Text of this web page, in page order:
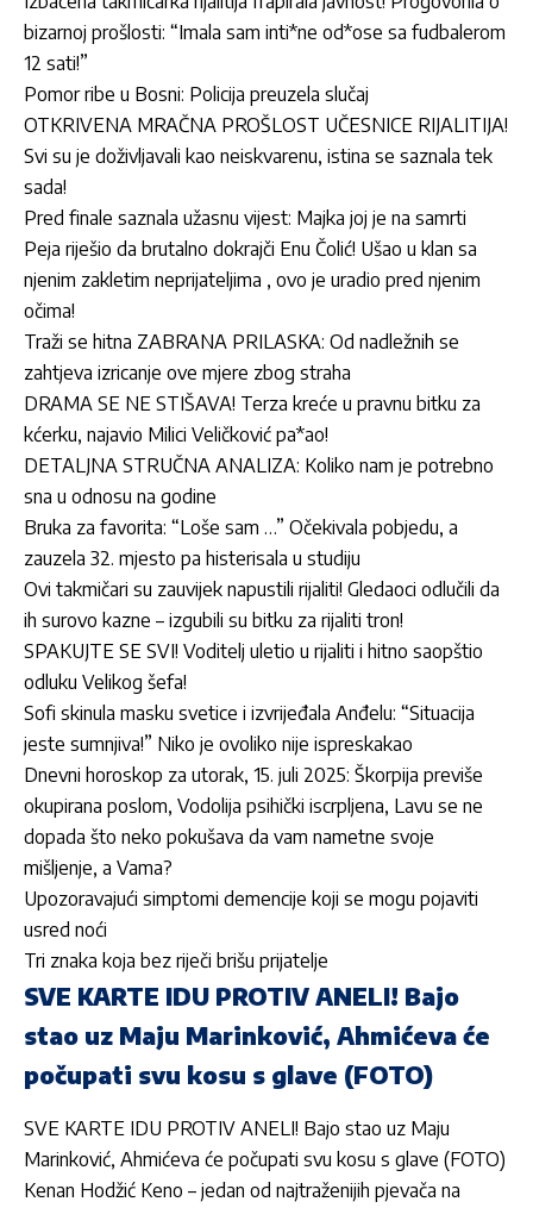
bizarnoj prošlosti: “Imala sam inti*ne od*ose sa fudbalerom
12 sati!”
Pomor ribe u Bosni: Policija preuzela slučaj
OTKRIVENA MRAČNA PROŠLOST UČESNICE RIJALITIJA!
Svi su je doživljavali kao neiskvarenu, istina se saznala tek
sada!
Pred finale saznala užasnu vijest: Majka joj je na samrti
Peja riješio da brutalno dokrajči Enu Čolić! Ušao u klan sa
njenim zakletim neprijateljima , ovo je uradio pred njenim
očima!
Traži se hitna ZABRANA PRILASKA: Od nadležnih se
zahtjeva izricanje ove mjere zbog straha
DRAMA SE NE STIŠAVA! Terza kreće u pravnu bitku za
kćerku, najavio Milici Veličković pa*ao!
DETALJNA STRUČNA ANALIZA: Koliko nam je potrebno
sna u odnosu na godine
Bruka za favorita: “Loše sam …” Očekivala pobjedu, a
zauzela 32. mjesto pa histerisala u studiju
Ovi takmičari su zauvijek napustili rijaliti! Gledaoci odlučili da
ih surovo kazne – izgubili su bitku za rijaliti tron!
SPAKUJTE SE SVI! Voditelj uletio u rijaliti i hitno saopštio
odluku Velikog šefa!
Sofi skinula masku svetice i izvrijeđala Anđelu: “Situacija
jeste sumnjiva!” Niko je ovoliko nije ispreskakao
Dnevni horoskop za utorak, 15. juli 2025: Škorpija previše
okupirana poslom, Vodolija psihički iscrpljena, Lavu se ne
dopada što neko pokušava da vam nametne svoje
mišljenje, a Vama?
Upozoravajući simptomi demencije koji se mogu pojaviti
usred noći
Tri znaka koja bez riječi brišu prijatelje
SVE KARTE IDU PROTIV ANELI! Bajo
stao uz Maju Marinković, Ahmićeva će
počupati svu kosu s glave (FOTO)
SVE KARTE IDU PROTIV ANELI! Bajo stao uz Maju
Marinković, Ahmićeva će počupati svu kosu s glave (FOTO)
Kenan Hodžić Keno – jedan od najtraženijih pjevača na